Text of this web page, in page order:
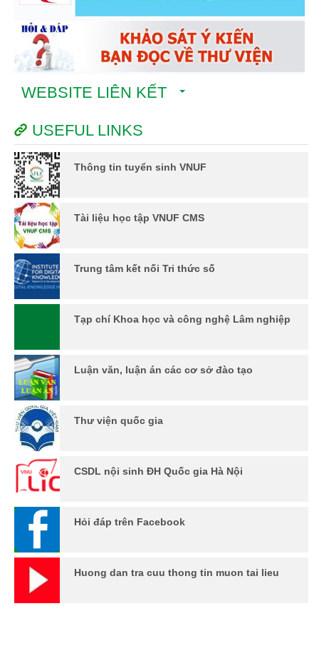
WEBSITE LIÊN KẾT
USEFUL LINKS
Thông tin tuyển sinh VNUF
Tài liệu học tập VNUF CMS
Trung tâm kết nối Tri thức số
Tạp chí Khoa học và công nghệ Lâm nghiệp
Luận văn, luận án các cơ sở đào tạo
Thư viện quốc gia
CSDL nội sinh ĐH Quốc gia Hà Nội
Hỏi đáp trên Facebook
Huong dan tra cuu thong tin muon tai lieu